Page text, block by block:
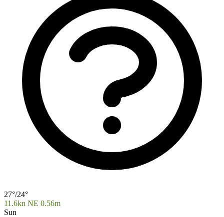
27°/24°
11.6kn NE 0.56m
Sun